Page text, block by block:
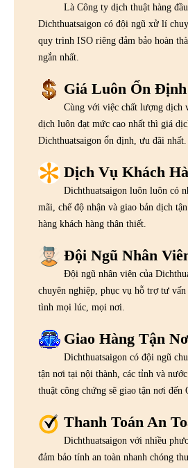
Là Công ty dịch thuật hàng
Dichthuatsaigon có đội ngũ xử lí
quy trình ISO riêng đảm bảo hoàn
ngắn nhất.
Giá Luôn Ổn Định
Cùng với việc chất lượng dịch
dịch luôn đạt mức cao nhất thì giá
Dichthuatsaigon ổn định, ưu đãi nhất.
Dịch Vụ Khách
Dichthuatsaigon luôn luôn có
mãi, chế độ nhận và giao bản dịch
hàng khách hàng thân thiết.
Đội Ngũ Nhân
Đội ngũ nhân viên của
chuyên nghiệp, phục vụ hỗ trợ tư
tình mọi lúc, mọi nơi.
Giao Hàng Tận
Dichthuatsaigon có đội ngũ
tận nơi tại nội thành, các tỉnh và
thuật công chứng sẽ giao tận nơi đến
Thanh Toán An
Dichthuatsaigon với nhiều
đảm bảo tính an toàn nhanh chóng